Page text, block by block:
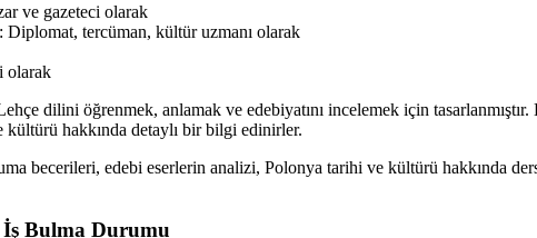
ve gazeteci olarak
Diplomat, tercüman, kültür uzmanı olarak
olarak
dilini öğrenmek, anlamak ve edebiyatını incelemek için
kültürü hakkında detaylı bir bilgi edinirler.
becerileri, edebi eserlerin analizi, Polonya tarihi ve kültürü hakkında
Bulma Durumu